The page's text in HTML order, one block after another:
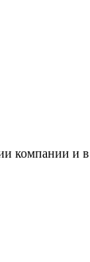
компании и